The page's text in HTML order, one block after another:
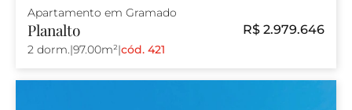
Apartamento em Gramado
Planalto R$ 2.979.646
2 dorm.|97.00m²|cód. 421